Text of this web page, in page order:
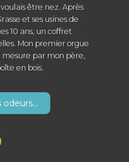
être nez. Après
et ses usines de
10 ans, un coffret
Mon premier orgue
par mon père,
en bois.